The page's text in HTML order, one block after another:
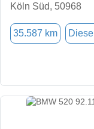
Köln Süd, 50968
35.587 km Diesel